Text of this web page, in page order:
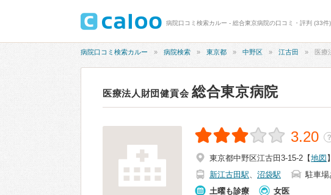
病院口コミ検索カルー - 総合東京病院の口コミ・評判 (33件)
病院口コミ検索カルー 病院検索 東京都 中野区 江古田 医療
医療法人財団健貢会 総合東京病院
3.20 ？
東京都中野区江古田3-15-2 【地図 】
新江古田駅、 沼袋駅 駐車場
土曜も診療
女医